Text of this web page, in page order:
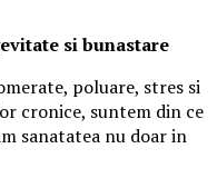
si bunastare
poluare, stres si
cronice, suntem din ce
sanatatea nu doar in